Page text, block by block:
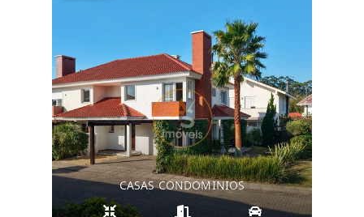
CASAS CONDOMINIOS